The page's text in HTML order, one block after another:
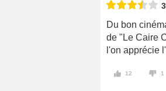
Du bon
de "Le Caire
l'on apprécie
12 1